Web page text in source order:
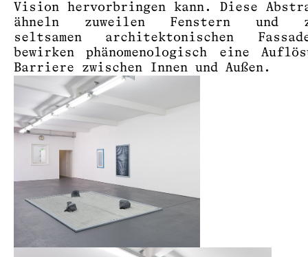
Vision hervorbringen kann. Diese
ähneln zuweilen Fenstern und
seltsamen architektonischen
bewirken phänomenologisch eine
Barriere zwischen Innen und Außen.